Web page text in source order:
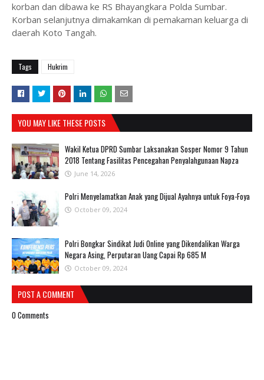
korban dan dibawa ke RS Bhayangkara Polda Sumbar.
Korban selanjutnya dimakamkan di pemakaman keluarga di
daerah Koto Tangah.
Tags Hukrim
YOU MAY LIKE THESE POSTS
Wakil Ketua DPRD Sumbar Laksanakan Sosper Nomor 9 Tahun
2018 Tentang Fasilitas Pencegahan Penyalahgunaan Napza
June 14, 2026
Polri Menyelamatkan Anak yang Dijual Ayahnya untuk Foya-Foya
October 09, 2024
Polri Bongkar Sindikat Judi Online yang Dikendalikan Warga
Negara Asing, Perputaran Uang Capai Rp 685 M
October 09, 2024
POST A COMMENT
0 Comments